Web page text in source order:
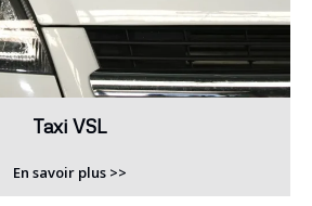
Taxi VSL
En savoir plus >>